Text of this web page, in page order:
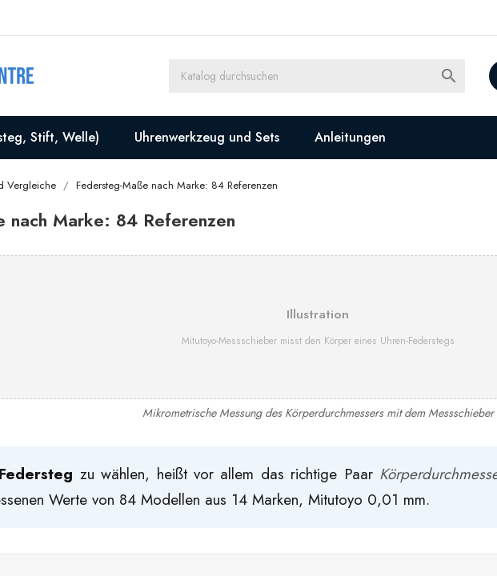

Stift, Welle) Uhrenwerkzeug und Sets Anleitungen
Vergleiche Federsteg-Maße nach Marke: 84 Referenzen
nach Marke: 84 Referenzen
Illustration
Mitutoyo-Messschieber misst den Körper eines Uhren-Federstegs
Mikrometrische Messung des Körperdurchmessers mit dem Messschieber
zu wählen, heißt vor allem das richtige Paar
Werte von 84 Modellen aus 14 Marken, Mitutoyo 0,01 mm.